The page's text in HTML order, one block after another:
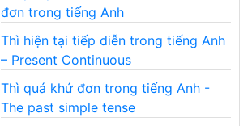
đơn trong tiếng Anh
Thì hiện tại tiếp diễn trong tiếng Anh
– Present Continuous
Thì quá khứ đơn trong tiếng Anh -
The past simple tense